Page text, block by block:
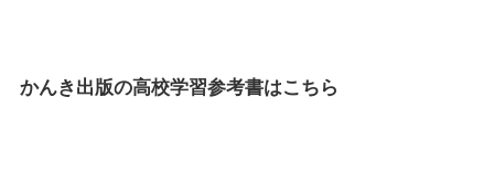
かんき出版の高校学習参考書はこちら